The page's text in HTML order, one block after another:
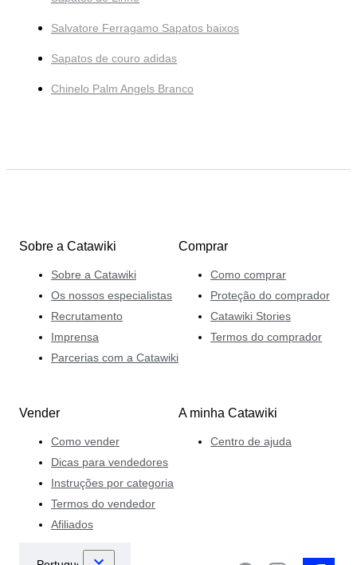
Salvatore Ferragamo Sapatos baixos
Sapatos de couro adidas
Chinelo Palm Angels Branco
Sobre a Catawiki
Sobre a Catawiki
Os nossos especialistas
Recrutamento
Imprensa
Parcerias com a Catawiki
Comprar
Como comprar
Proteção do comprador
Catawiki Stories
Termos do comprador
Vender
Como vender
Dicas para vendedores
Instruções por categoria
Termos do vendedor
Afiliados
A minha Catawiki
Centro de ajuda